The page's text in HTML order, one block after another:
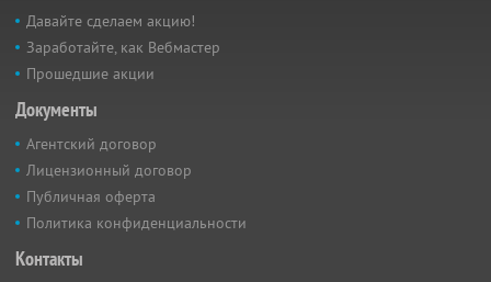
Давайте сделаем акцию!
Заработайте, как Вебмастер
Прошедшие акции
Документы
Агентский договор
Лицензионный договор
Публичная оферта
Политика конфиденциальности
Контакты